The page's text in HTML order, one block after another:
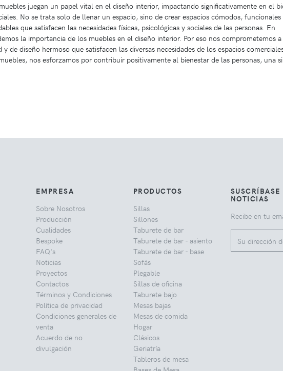
juegan un papel vital en el diseño interior, impactando significativamente en el
No se trata solo de llenar un espacio, sino de crear espacios cómodos, funcionales
que satisfacen las necesidades físicas, psicológicas y sociales de las personas. En
la importancia de los muebles en el diseño interior. Por eso nos comprometemos
de diseño hermoso que satisfacen las diversas necesidades de los espacios
nos esforzamos por contribuir positivamente al bienestar de las personas, una
EMPRESA
Sobre Nosotros
Producción
Cualidades
Bespoke
FAQ's
Noticias
Proyectos
Contactos
Términos y Condiciones
Política de privacidad
Condiciones generales de
venta
Acuerdo de no
divulgación
PRODUCTOS
Sillas
Sillones
Taburete de bar
Taburete de bar - asiento
Taburete de bar - base
Sofás
Plegable
Sillas de oficina
Taburete bajo
Mesas bajas
Mesas de comida
Hogar
Clásicos
Geriatría
Tableros de mesa
NOTICIAS
Recibe en tu